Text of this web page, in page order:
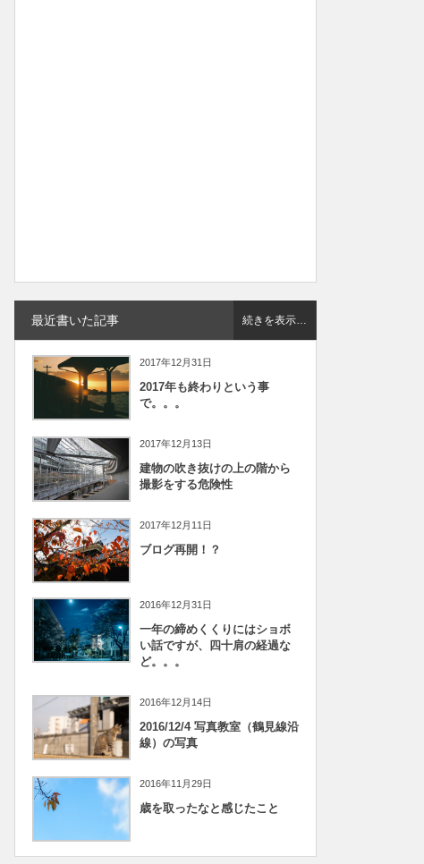
最近書いた記事
2017年12月31日
2017年も終わりという事
で。。。
2017年12月13日
建物の吹き抜けの上の階から
撮影をする危険性
2017年12月11日
ブログ再開！？
2016年12月31日
一年の締めくくりにはショボ
い話ですが、四十肩の経過な
ど。。。
2016年12月14日
2016/12/4 写真教室（鶴見線沿
線）の写真
2016年11月29日
歳を取ったなと感じたこと
続きを表示…